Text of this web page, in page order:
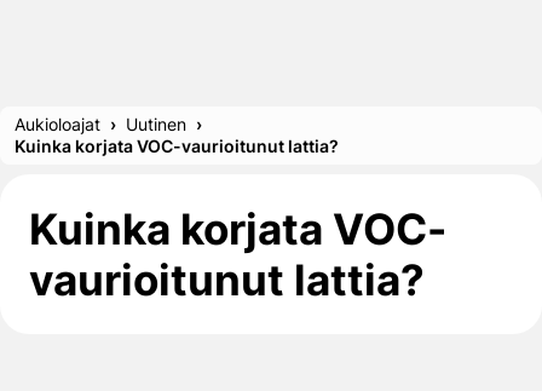
Aukioloajat
Uutinen
Kuinka korjata VOC-vaurioitunut lattia?
Kuinka korjata VOC-
vaurioitunut lattia?